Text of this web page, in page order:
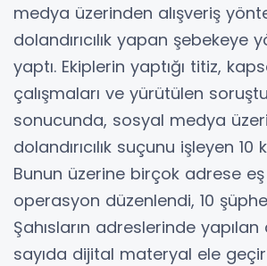
medya üzerinden alışveriş
dolandırıcılık yapan şebekeye
yaptı. Ekiplerin yaptığı titiz,
çalışmaları ve yürütülen
sonucunda, sosyal medya
dolandırıcılık suçunu işleyen 10
Bunun üzerine birçok adrese eş
operasyon düzenlendi, 10
Şahısların adreslerinde
sayıda dijital materyal ele